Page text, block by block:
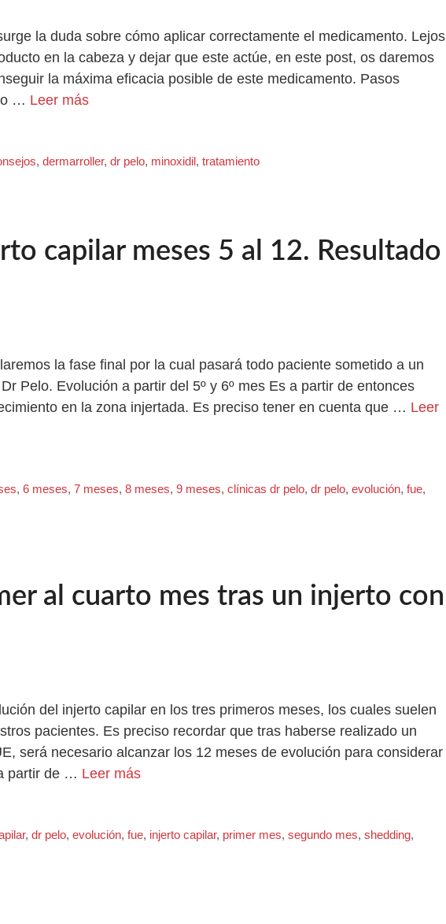
la duda sobre cómo aplicar correctamente el medicamento. Lejos
en la cabeza y dejar que este actúe, en este post, os daremos
la máxima eficacia posible de este medicamento. Pasos
… Leer más
,dermarroller,dr pelo, minoxidil,tratamiento
capilar meses 5 al 12. Resultado
la fase final por la cual pasará todo paciente sometido a un
Pelo. Evolución a partir del 5º y 6º mes Es a partir de entonces
en la zona injertada. Es preciso tener en cuenta que … Leer
,6 meses,7 meses,8 meses,9 meses,clínicas dr pelo,dr pelo,evolución,fue,
al cuarto mes tras un injerto con
del injerto capilar en los tres primeros meses, los cuales suelen
pacientes. Es preciso recordar que tras haberse realizado un
será necesario alcanzar los 12 meses de evolución para considerar
partir de … Leer más
,dr pelo,evolución,fue, injerto capilar, primer mes,segundo mes,shedding,